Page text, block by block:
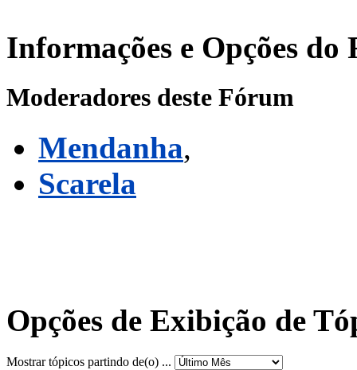
Informações e Opções do
Moderadores deste Fórum
Mendanha,
Scarela
Opções de Exibição de
Mostrar tópicos partindo de(o) ...